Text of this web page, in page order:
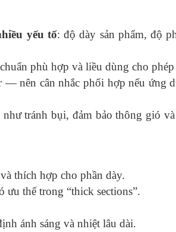
yếu tố: độ dày sản phẩm, độ
phù hợp và liều dùng cho
nên cân nhắc phối hợp nếu ứng
tránh bụi, đảm bảo thông gió
thích hợp cho phần dày.
thế trong “thick sections”.
ánh sáng và nhiệt lâu dài.